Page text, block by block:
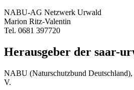
NABU-AG Netzwerk Urwald
Marion Ritz-Valentin
Tel. 0681 397720
Herausgeber der saar-
NABU (Naturschutzbund Deutschland),
V.